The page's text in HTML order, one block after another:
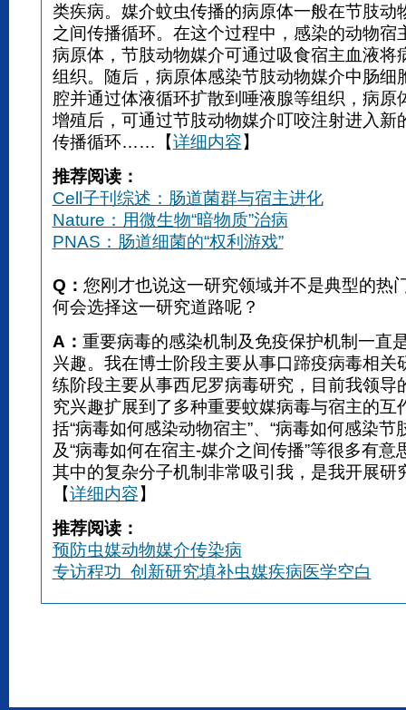
类疾病。媒介蚊虫传播的病原体一般在节肢动
之间传播循环。在这个过程中，感染的动物宿
病原体，节肢动物媒介可通过吸食宿主血液将
组织。随后，病原体感染节肢动物媒介中肠细
腔并通过体液循环扩散到唾液腺等组织，病原
增殖后，可通过节肢动物媒介叮咬注射进入新
传播循环……【详细内容】
推荐阅读：
Cell子刊综述：肠道菌群与宿主进化
Nature：用微生物“暗物质”治病
PNAS：肠道细菌的“权利游戏”
Q： 您刚才也说这一研究领域并不是典型的热
何会选择这一研究道路呢？
A： 重要病毒的感染机制及免疫保护机制一直
兴趣。我在博士阶段主要从事口蹄疫病毒相关
练阶段主要从事西尼罗病毒研究，目前我领导
究兴趣扩展到了多种重要蚊媒病毒与宿主的互
括“病毒如何感染动物宿主”、“病毒如何感染节
及“病毒如何在宿主-媒介之间传播”等很多有意
其中的复杂分子机制非常吸引我，是我开展
【详细内容】
推荐阅读：
预防虫媒动物媒介传染病
专访程功 创新研究填补虫媒疾病医学空白